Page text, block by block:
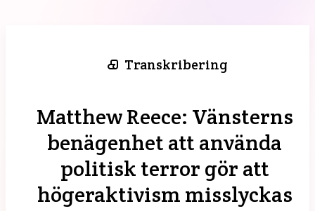
Transkribering
Matthew Reece: Vänsterns
benägenhet att använda
politisk terror gör att
högeraktivism misslyckas